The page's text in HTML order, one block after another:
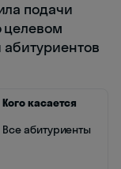
подачи
целевом
Кого касается
Все абитуриенты